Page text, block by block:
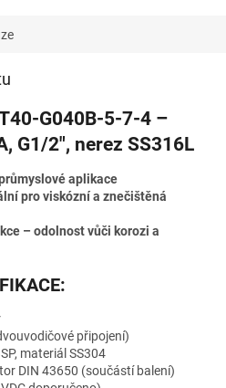
G040B-5-7-4 –
G1/2", nerez SS316L
aplikace
pro viskózní a znečištěná
– odolnost vůči korozi a
připojení)
materiál SS304
DIN 43650 (součástí balení)